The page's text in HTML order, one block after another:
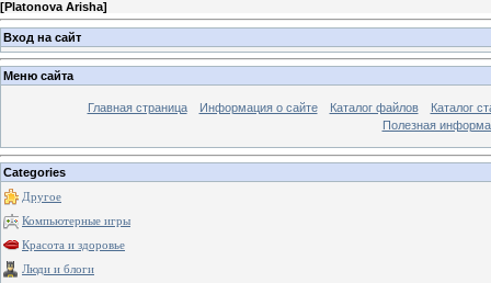
[Platonova Arisha]
Вход на сайт
Меню сайта
Главная страница Информация о сайте Каталог файлов
Каталог
Полезная
Categories
Другое
Компьютерные игры
Красота и здоровье
Люди и блоги